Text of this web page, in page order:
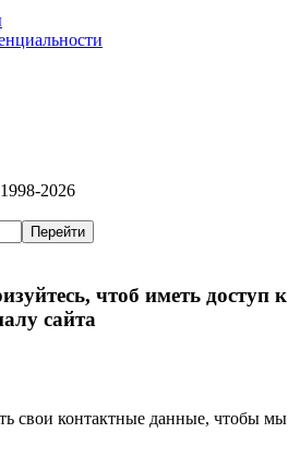
2026
чтоб иметь доступ к
сайта
свои контактные данные, чтобы мы